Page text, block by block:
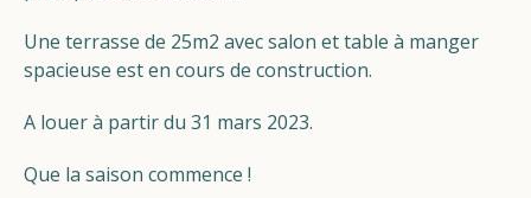
Une terrasse de 25m2 avec salon et table à manger
spacieuse est en cours de construction.
A louer à partir du 31 mars 2023.
Que la saison commence !